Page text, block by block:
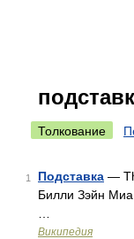
Толкование
1 Подставка —
Билли Зэйн
Википедия